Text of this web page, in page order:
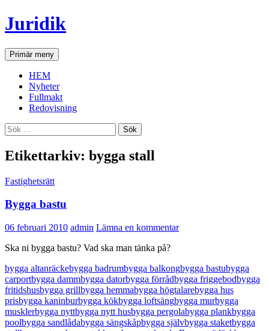
Hoppa
till
Juridik
SökPrimär meny
HEM
Nyheter
Fullmakt
Redovisning
Sök
efter:
Etikettarkiv: bygga stall
Fastighetsrätt
Bygga bastu
06 februari 2010 admin Lämna en kommentar
Ska ni bygga bastu? Vad ska man tänka på?
bygga altanräckebygga badrumbygga balkongbygga bastubygga
carportbygga dammbygga datorbygga förrådbygga friggebodbygga
fritidshusbygga grillbygga hemmabygga högtalarebygga hus
prisbygga kaninburbygga kökbygga loftsängbygga murbygga
musklerbygga nyttbygga nytt husbygga pergolabygga plankbygga
poolbygga sandlådabygga sängskåpbygga självbygga staketbygga